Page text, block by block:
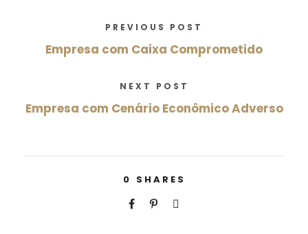
PREVIOUS POST
Empresa com Caixa Comprometido
NEXT POST
Empresa com Cenário Econômico Adverso
0 SHARES